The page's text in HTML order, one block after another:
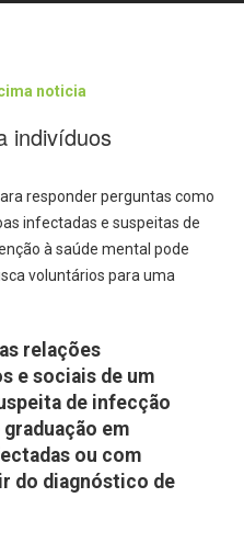
indivíduos
responder perguntas como
infectadas e suspeitas de
à saúde mental pode
voluntários para uma
relações
e sociais de um
de infecção
em
ou com
do diagnóstico de